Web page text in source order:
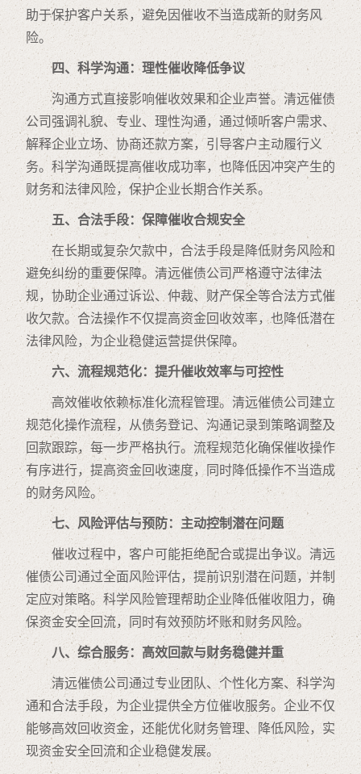
助于保护客户关系，避免因催收不当造成新的财务风
险。
四、科学沟通：理性催收降低争议
沟通方式直接影响催收效果和企业声誉。清远催债
公司强调礼貌、专业、理性沟通，通过倾听客户需求、
解释企业立场、协商还款方案，引导客户主动履行义
务。科学沟通既提高催收成功率，也降低因冲突产生的
财务和法律风险，保护企业长期合作关系。
五、合法手段：保障催收合规安全
在长期或复杂欠款中，合法手段是降低财务风险和
避免纠纷的重要保障。清远催债公司严格遵守法律法
规，协助企业通过诉讼、仲裁、财产保全等合法方式催
收欠款。合法操作不仅提高资金回收效率，也降低潜在
法律风险，为企业稳健运营提供保障。
六、流程规范化：提升催收效率与可控性
高效催收依赖标准化流程管理。清远催债公司建立
规范化操作流程，从债务登记、沟通记录到策略调整及
回款跟踪，每一步严格执行。流程规范化确保催收操作
有序进行，提高资金回收速度，同时降低操作不当造成
的财务风险。
七、风险评估与预防：主动控制潜在问题
催收过程中，客户可能拒绝配合或提出争议。清远
催债公司通过全面风险评估，提前识别潜在问题，并制
定应对策略。科学风险管理帮助企业降低催收阻力，确
保资金安全回流，同时有效预防坏账和财务风险。
八、综合服务：高效回款与财务稳健并重
清远催债公司通过专业团队、个性化方案、科学沟
通和合法手段，为企业提供全方位催收服务。企业不仅
能够高效回收资金，还能优化财务管理、降低风险，实
现资金安全回流和企业稳健发展。